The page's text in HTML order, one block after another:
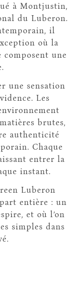
à Montjustin,
du Luberon.
il
où la
une
une sensation
Les
brutes,
authenticité
Chaque
entrer la
instant.
Luberon
entière : un
et où l’on
simples dans